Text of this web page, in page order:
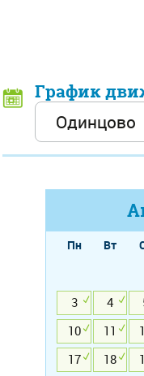
График
Пн Вт
3
4
10
11
17
18